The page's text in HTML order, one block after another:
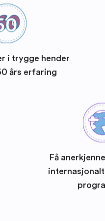
i trygge hender
års erfaring
Få